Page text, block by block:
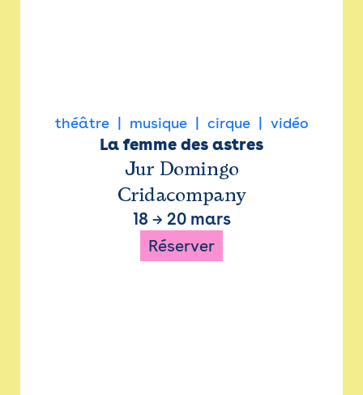
théâtre musique cirque vidéo
La femme des astres
Jur Domingo
Cridacompany
18 → 20 mars
Réserver